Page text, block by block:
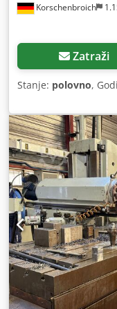
Korschenbroich
Zatraži
Stanje: polovno,